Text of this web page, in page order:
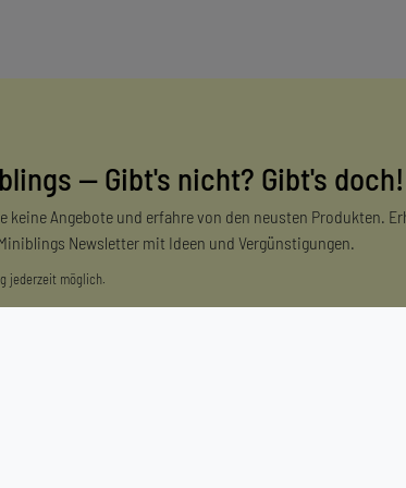
— Gibt's nicht? Gibt's doch!
keine Angebote und erfahre von den neusten Produkten.
Newsletter mit Ideen und Vergünstigungen.
jederzeit möglich.